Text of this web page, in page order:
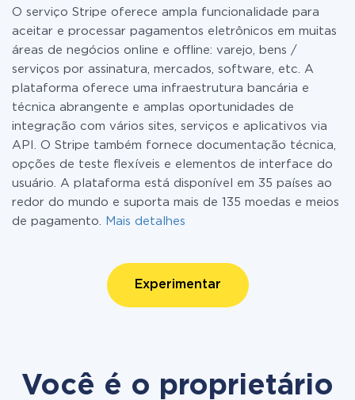
O serviço Stripe oferece ampla funcionalidade para
aceitar e processar pagamentos eletrônicos em muitas
áreas de negócios online e offline: varejo, bens /
serviços por assinatura, mercados, software, etc. A
plataforma oferece uma infraestrutura bancária e
técnica abrangente e amplas oportunidades de
integração com vários sites, serviços e aplicativos via
API. O Stripe também fornece documentação técnica,
opções de teste flexíveis e elementos de interface do
usuário. A plataforma está disponível em 35 países ao
redor do mundo e suporta mais de 135 moedas e meios
de pagamento.
Mais detalhes
Experimentar
Você é o proprietário